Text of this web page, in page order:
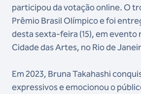
participou da votação online. O
Prêmio Brasil Olímpico e foi
desta sexta-feira (15), em evento
Cidade das Artes, no Rio de
Em 2023, Bruna Takahashi
expressivos e emocionou o